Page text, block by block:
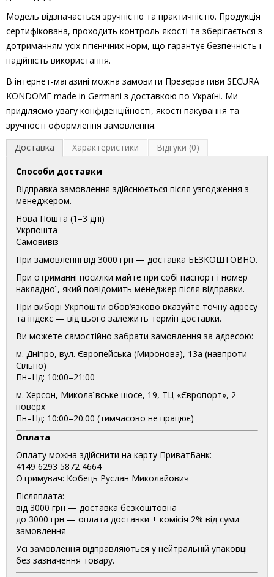
Модель відзначається зручністю та практичністю. Продукція
сертифікована, проходить контроль якості та зберігається з
дотриманням усіх гігієнічних норм, що гарантує безпечність і
надійність використання.
В інтернет-магазині можна замовити Презервативи SECURA
KONDOME made in Germani з доставкою по Україні. Ми
приділяємо увагу конфіденційності, якості пакування та
зручності оформлення замовлення.
Доставка
Характеристики Відгуки (0)
Способи доставки
Відправка замовлення здійснюється після узгодження з
менеджером.
Нова Пошта (1–3 дні)
Укрпошта
Самовивіз
При замовленні від 3000 грн — доставка БЕЗКОШТОВНО.
При отриманні посилки майте при собі паспорт і номер
накладної, який повідомить менеджер після відправки.
При виборі Укрпошти обов’язково вказуйте точну адресу
та індекс — від цього залежить термін доставки.
Ви можете самостійно забрати замовлення за адресою:
м. Дніпро, вул. Європейська (Миронова), 13а (навпроти
Сільпо)
Пн–Нд: 10:00–21:00
м. Херсон, Миколаївське шосе, 19, ТЦ «Європорт», 2
поверх
Пн–Нд: 10:00–20:00 (тимчасово не працює)
Оплата
Оплату можна здійснити на карту ПриватБанк:
4149 6293 5872 4664
Отримувач: Кобець Руслан Миколайович
Післяплата:
від 3000 грн — доставка безкоштовна
до 3000 грн — оплата доставки + комісія 2% від суми
замовлення
Усі замовлення відправляються у нейтральній упаковці
без зазначення товару.